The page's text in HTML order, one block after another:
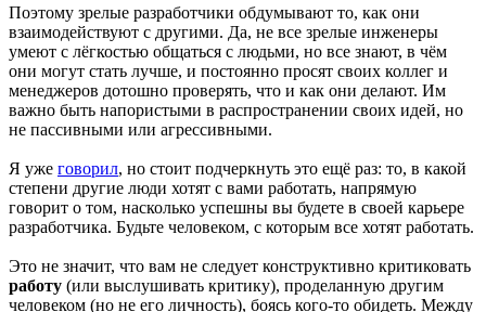
Поэтому зрелые разработчики обдумывают то, как они
взаимодействуют с другими. Да, не все зрелые инженеры
умеют с лёгкостью общаться с людьми, но все знают, в чём
они могут стать лучше, и постоянно просят своих коллег и
менеджеров дотошно проверять, что и как они делают. Им
важно быть напористыми в распространении своих идей, но
не пассивными или агрессивными.
Я уже говорил, но стоит подчеркнуть это ещё раз: то, в какой
степени другие люди хотят с вами работать, напрямую
говорит о том, насколько успешны вы будете в своей карьере
разработчика. Будьте человеком, с которым все хотят работать.
Это не значит, что вам не следует конструктивно критиковать
работу (или выслушивать критику), проделанную другим
человеком (но не его личность), боясь кого-то обидеть. Между